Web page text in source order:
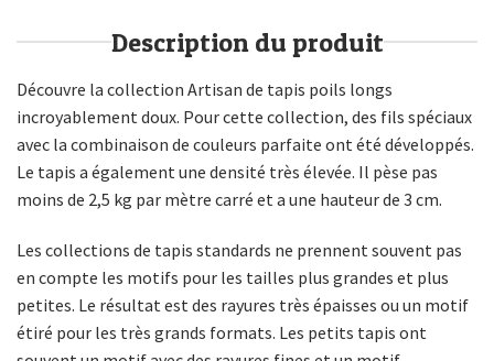
Description du produit
Découvre la collection Artisan de tapis poils longs
incroyablement doux. Pour cette collection, des fils spéciaux
avec la combinaison de couleurs parfaite ont été développés.
Le tapis a également une densité très élevée. Il pèse pas
moins de 2,5 kg par mètre carré et a une hauteur de 3 cm.
Les collections de tapis standards ne prennent souvent pas
en compte les motifs pour les tailles plus grandes et plus
petites. Le résultat est des rayures très épaisses ou un motif
étiré pour les très grands formats. Les petits tapis ont